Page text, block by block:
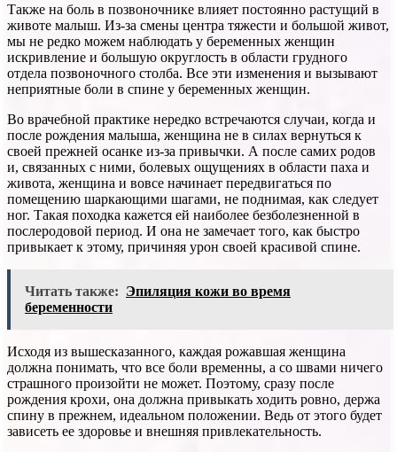
Также на боль в позвоночнике влияет постоянно растущий в
животе малыш. Из-за смены центра тяжести и большой живот,
мы не редко можем наблюдать у беременных женщин
искривление и большую округлость в области грудного
отдела позвоночного столба. Все эти изменения и вызывают
неприятные боли в спине у беременных женщин.
Во врачебной практике нередко встречаются случаи, когда и
после рождения малыша, женщина не в силах вернуться к
своей прежней осанке из-за привычки. А после самих родов
и, связанных с ними, болевых ощущениях в области паха и
живота, женщина и вовсе начинает передвигаться по
помещению шаркающими шагами, не поднимая, как следует
ног. Такая походка кажется ей наиболее безболезненной в
послеродовой период. И она не замечает того, как быстро
привыкает к этому, причиняя урон своей красивой спине.
Читать также: Эпиляция кожи во время
беременности
Исходя из вышесказанного, каждая рожавшая женщина
должна понимать, что все боли временны, а со швами ничего
страшного произойти не может. Поэтому, сразу после
рождения крохи, она должна привыкать ходить ровно, держа
спину в прежнем, идеальном положении. Ведь от этого будет
зависеть ее здоровье и внешняя привлекательность.